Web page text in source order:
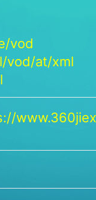
vod
vod/at/xml